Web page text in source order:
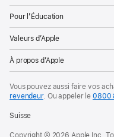
Pour l’Éducation
Valeurs d’Apple
À propos d’Apple
Vous pouvez aussi faire vos
revendeur. Ouappeler le0800
Suisse